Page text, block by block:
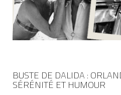
BUSTE DE DALIDA :
SÉRÉNITÉ ET HUMOUR